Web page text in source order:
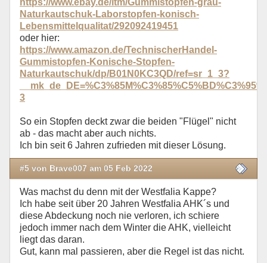
https://www.ebay.de/itm/Gummistopfen-grau-
Naturkautschuk-Laborstopfen-konisch-
Lebensmittelqualitat/292092419451
oder hier:
https://www.amazon.de/TechnischerHandel-
Gummistopfen-Konische-Stopfen-
Naturkautschuk/dp/B01N0KC3QD/ref=sr_1_3?
3
So ein Stopfen deckt zwar die beiden "Flügel" nicht
ab - das macht aber auch nichts.
Ich bin seit 6 Jahren zufrieden mit dieser Lösung.
#5 von Brave007 am 05 Feb 2022
Was machst du denn mit der Westfalia Kappe?
Ich habe seit über 20 Jahren Westfalia AHK´s und
diese Abdeckung noch nie verloren, ich schiere
jedoch immer nach dem Winter die AHK, vielleicht
liegt das daran.
Gut, kann mal passieren, aber die Regel ist das nicht.